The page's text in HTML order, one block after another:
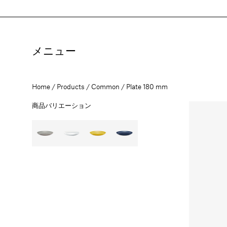
ン
メニュー
Home Products Common Plate 180 mm
商品バリエーション